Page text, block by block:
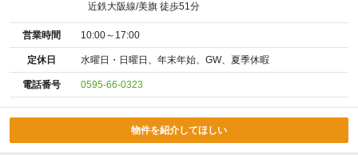
近鉄大阪線/美旗 徒歩51分
営業時間 10:00～17:00
定休日 水曜日・日曜日、年末年始、GW、夏季休暇
電話番号 0595-66-0323
物件を紹介してほしい